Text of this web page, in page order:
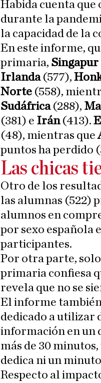
Habida cuenta que
durante la
la capacidad de la
En este informe,
primaria, Singapur
Irlanda(577),
Norte (558),
Sudáfrica(288),
(381) e Irán(413).
(48), mientras que
puntos ha perdido
Las chicas
Otro de los
las alumnas (522)
alumnos en
por sexo española
participantes.
Por otra parte, solo
primaria confiesa
revela que no se
El informe
dedicado a utilizar
información en un
más de 30 minutos,
dedica ni un
Respecto al